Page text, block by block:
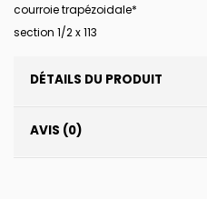
courroie trapézoidale*
section 1/2 x 113
DÉTAILS DU PRODUIT
AVIS (0)